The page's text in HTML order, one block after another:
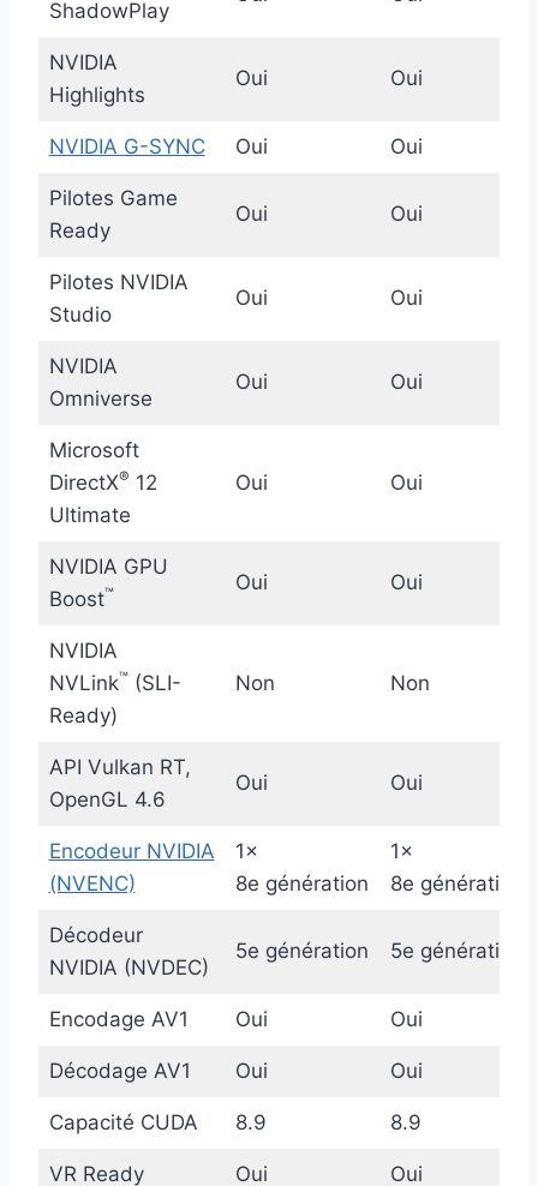
ShadowPlay
NVIDIA
Highlights
Oui Oui
NVIDIA G-SYNC Oui Oui
Pilotes Game
Ready
Oui Oui
Pilotes NVIDIA
Studio
Oui Oui
NVIDIA
Omniverse
Oui Oui
Microsoft
DirectX® 12
Ultimate
Oui Oui
NVIDIA GPU
Boost™ Oui Oui
NVIDIA
NVLink™(SLI-
Ready)
Non Non
API Vulkan RT,
OpenGL 4.6
Oui Oui
Encodeur NVIDIA
(NVENC)
1x
8e génération
1x
8e génération
Décodeur
NVIDIA (NVDEC)
5e génération 5e génération
Encodage AV1 Oui Oui
Décodage AV1 Oui Oui
Capacité CUDA 8.9 8.9
VR Ready Oui Oui